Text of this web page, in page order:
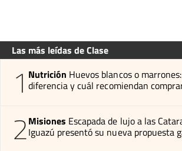
Las más leídas de Clase
1 Nutrición Huevos blancos o
diferencia y cuál recomiendan
2Misiones Escapada de lujo a las
Iguazú presentó su nueva propuesta